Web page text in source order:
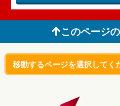
このページ